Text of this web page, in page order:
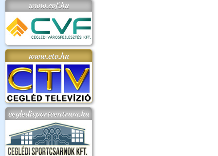
www.cvf.hu
www.ctv.hu
cegledisportcentrum.hu